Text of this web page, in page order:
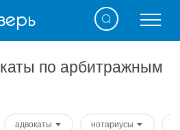
по арбитражным
адвокаты нотариусы